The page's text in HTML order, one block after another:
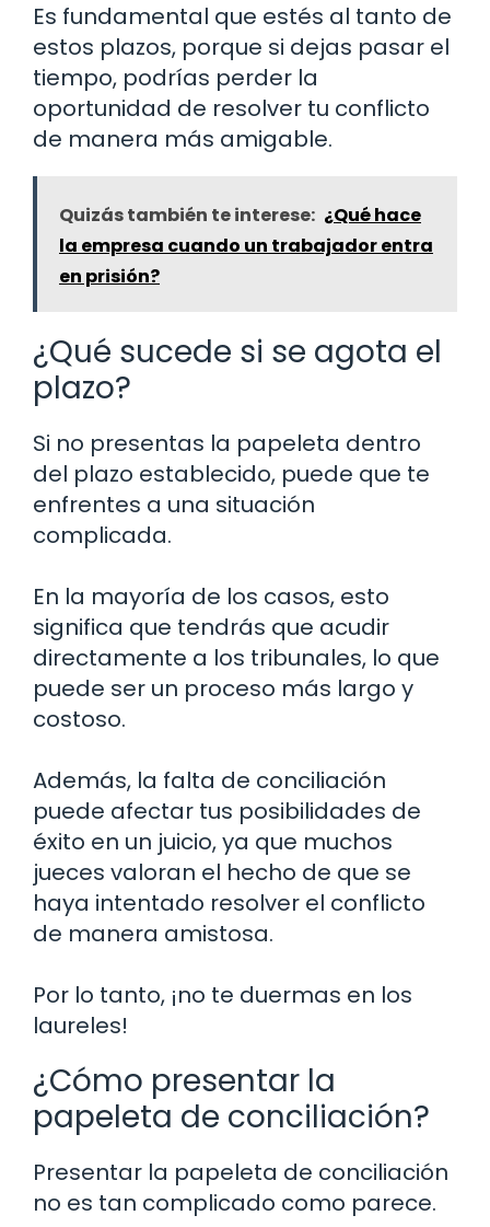
Es fundamental que estés al tanto de
estos plazos, porque si dejas pasar el
tiempo, podrías perder la
oportunidad de resolver tu conflicto
de manera más amigable.
Quizás también te interese: ¿Qué hace
la empresa cuando un trabajador entra
en prisión?
¿Qué sucede si se agota el
plazo?
Si no presentas la papeleta dentro
del plazo establecido, puede que te
enfrentes a una situación
complicada.
En la mayoría de los casos, esto
significa que tendrás que acudir
directamente a los tribunales, lo que
puede ser un proceso más largo y
costoso.
Además, la falta de conciliación
puede afectar tus posibilidades de
éxito en un juicio, ya que muchos
jueces valoran el hecho de que se
haya intentado resolver el conflicto
de manera amistosa.
Por lo tanto, ¡no te duermas en los
laureles!
¿Cómo presentar la
papeleta de conciliación?
Presentar la papeleta de conciliación
no es tan complicado como parece.